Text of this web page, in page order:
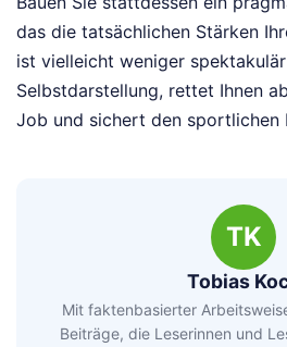
das die tatsächlichen Stärken
ist vielleicht weniger
Selbstdarstellung, rettet Ihnen
Job und sichert den sportlichen
TK
Tobias
Mit faktenbasierter
Beiträge, die Leserinnen und